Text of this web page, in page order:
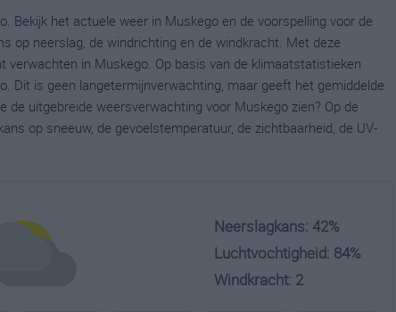
Bekijk het actuele weer in Muskego en de voorspelling voor de
op neerslag, de windrichting en de windkracht. Met deze
verwachten in Muskego. Op basis van de klimaatstatistieken
Dit is geen langetermijnverwachting, maar geeft het gemiddelde
de uitgebreide weersverwachting voor Muskego zien? Op de
op sneeuw, de gevoelstemperatuur, de zichtbaarheid, de UV-
Neerslagkans: 42%
Luchtvochtigheid: 84%
Windkracht: 2